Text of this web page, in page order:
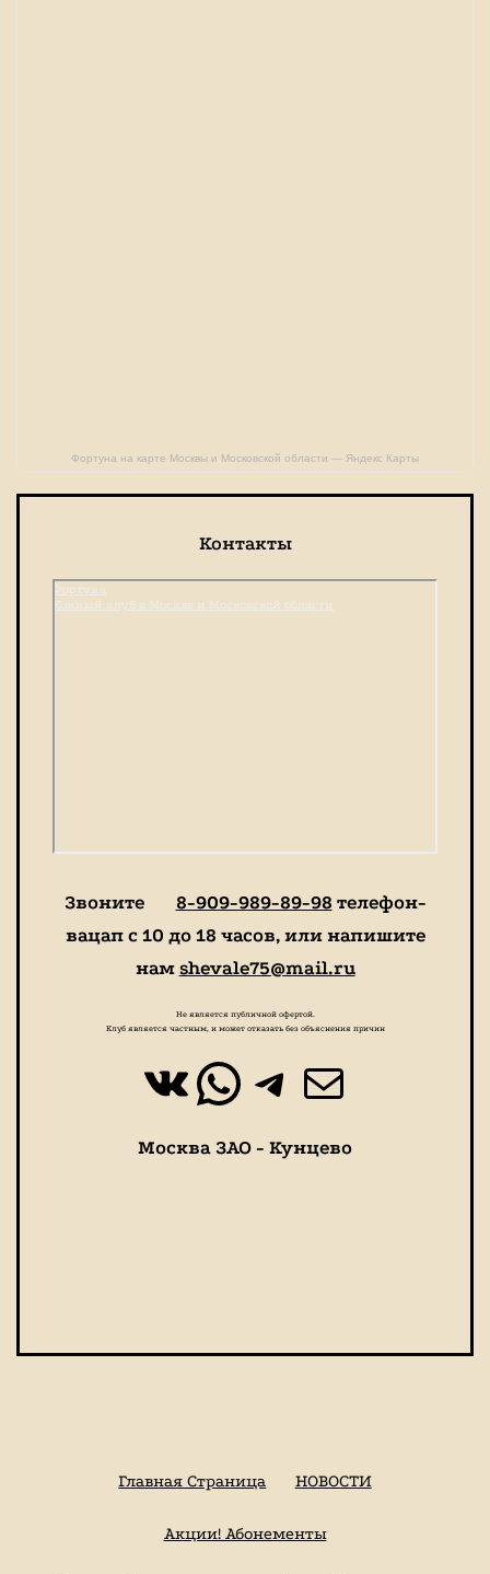
Фортуна на карте Москвы и Московской области — Яндекс Карты
Контакты
Фортуна
Конный клуб в Москве и Московской области
Звоните 8-909-989-89-98 телефон-
вацап с 10 до 18 часов, или напишите
нам shevale75@mail.ru
Не является публичной офертой.
Клуб является частным, и может отказать без объяснения причин
ВКонтакте
WhatsApp
https://
Почта
Москва ЗАО - Кунцево
Главная Страница НОВОСТИ
Акции! Абонементы